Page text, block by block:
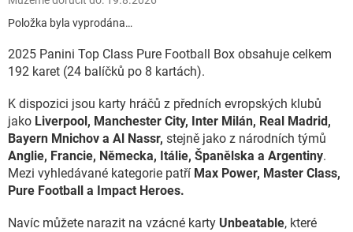
Položka byla vyprodána…
2025 Panini Top Class Pure Football Box obsahuje celkem
192 karet (24 balíčků po 8 kartách).
K dispozici jsou karty hráčů z předních evropských klubů
jako Liverpool, Manchester City, Inter Milán, Real Madrid,
Bayern Mnichov a Al Nassr, stejně jako z národních týmů
Anglie, Francie, Německa, Itálie, Španělska a Argentiny.
Mezi vyhledávané kategorie patří Max Power, Master Class,
Pure Football a Impact Heroes.
Navíc můžete narazit na vzácné karty Unbeatable, které